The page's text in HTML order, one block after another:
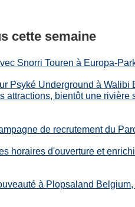
cette semaine
Snorri Touren à Europa-
Psyké Underground à Walibi
attractions, bientôt une rivière
de recrutement du
horaires d'ouverture et
à Plopsaland